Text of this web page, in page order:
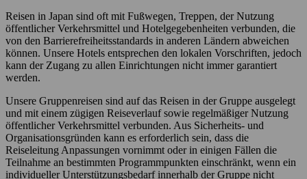
Reisen in Japan sind oft mit Fußwegen, Treppen, der Nutzung
öffentlicher Verkehrsmittel und Hotelgegebenheiten verbunden, die
von den Barrierefreiheitsstandards in anderen Ländern abweichen
können. Unsere Hotels entsprechen den lokalen Vorschriften, jedoch
kann der Zugang zu allen Einrichtungen nicht immer garantiert
werden.
Unsere Gruppenreisen sind auf das Reisen in der Gruppe ausgelegt
und mit einem zügigen Reiseverlauf sowie regelmäßiger Nutzung
öffentlicher Verkehrsmittel verbunden. Aus Sicherheits- und
Organisationsgründen kann es erforderlich sein, dass die
Reiseleitung Anpassungen vornimmt oder in einigen Fällen die
Teilnahme an bestimmten Programmpunkten einschränkt, wenn ein
individueller Unterstützungsbedarf innerhalb der Gruppe nicht